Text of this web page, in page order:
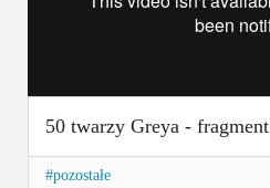
50 twarzy Greya - fragment
pozostałe